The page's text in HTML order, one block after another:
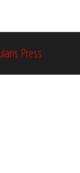
Press